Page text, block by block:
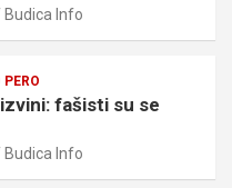
Budica Info
fašisti su se
Budica Info